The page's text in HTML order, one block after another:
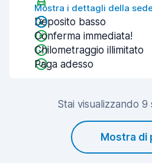
Mostra i dettagli della
Deposito basso
Conferma immediata!
Chilometraggio illimitato
Paga adesso
Stai visualizzando 9
Mostra di